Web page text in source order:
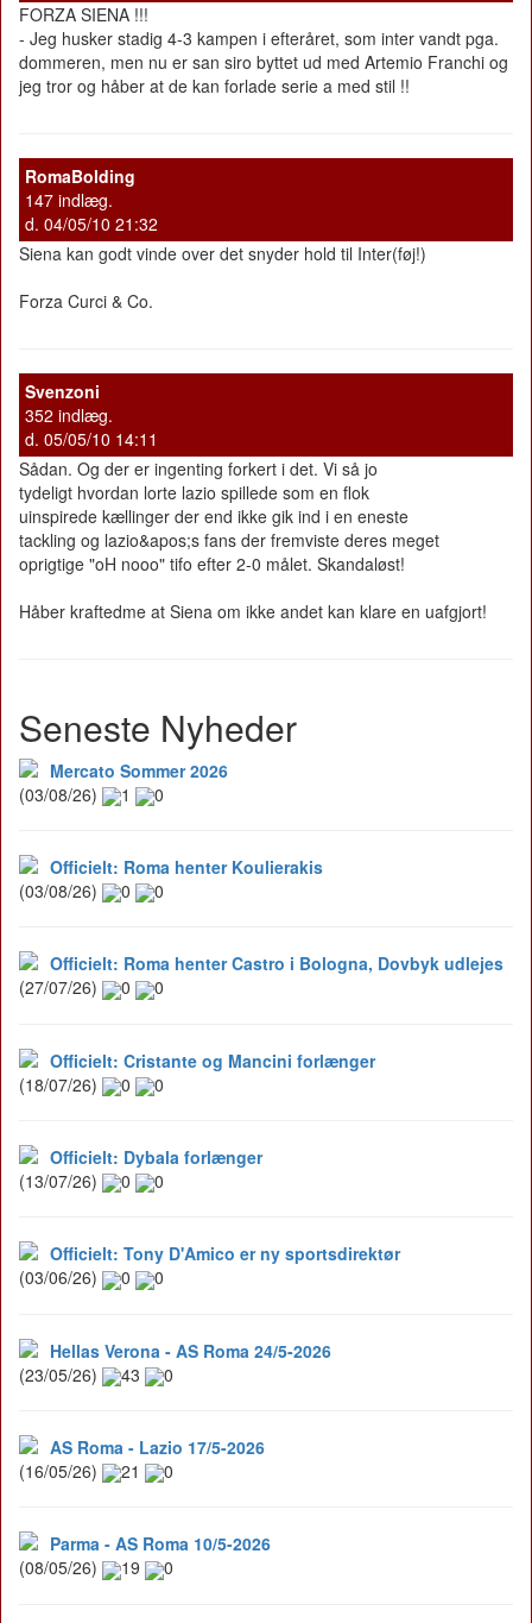
FORZA SIENA !!!
- Jeg husker stadig 4-3 kampen i efteråret, som inter vandt pga.
dommeren, men nu er san siro byttet ud med Artemio Franchi og
jeg tror og håber at de kan forlade serie a med stil !!
RomaBolding
147 indlæg.
d. 04/05/10 21:32
Siena kan godt vinde over det snyder hold til Inter(føj!)
Forza Curci & Co.
Svenzoni
352 indlæg.
d. 05/05/10 14:11
Sådan. Og der er ingenting forkert i det. Vi så jo
tydeligt hvordan lorte lazio spillede som en flok
uinspirede kællinger der end ikke gik ind i en eneste
tackling og lazio&apos;s fans der fremviste deres meget
oprigtige "oH nooo" tifo efter 2-0 målet. Skandaløst!
Håber kraftedme at Siena om ikke andet kan klare en uafgjort!
Seneste Nyheder
Mercato Sommer 2026
(03/08/26)
1 0
Officielt: Roma henter Koulierakis
(03/08/26)
0 0
Officielt: Roma henter Castro i Bologna, Dovbyk udlejes
(27/07/26)
0 0
Officielt: Cristante og Mancini forlænger
(18/07/26)
0 0
Officielt: Dybala forlænger
(13/07/26)
0 0
Officielt: Tony D'Amico er ny sportsdirektør
(03/06/26)
0 0
Hellas Verona - AS Roma 24/5-2026
(23/05/26)
43 0
AS Roma - Lazio 17/5-2026
(16/05/26)
21 0
Parma - AS Roma 10/5-2026
(08/05/26)
19 0